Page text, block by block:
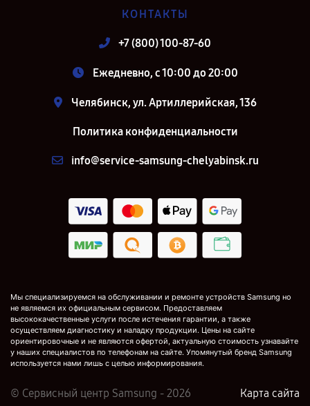
КОНТАКТЫ
+7 (800) 100-87-60
Ежедневно, с 10:00 до 20:00
Челябинск, ул. Артиллерийская, 136
Политика конфиденциальности
info@service-samsung-chelyabinsk.ru
Мы специализируемся на обслуживании и ремонте устройств Samsung но
не являемся их официальным сервисом. Предоставляем
высококачественные услуги после истечения гарантии, а также
осуществляем диагностику и наладку продукции. Цены на сайте
ориентировочные и не являются офертой, актуальную стоимость узнавайте
у наших специалистов по телефонам на сайте. Упомянутый бренд Samsung
используется нами лишь с целью информирования.
© Сервисный центр Samsung - 2026 Карта сайта